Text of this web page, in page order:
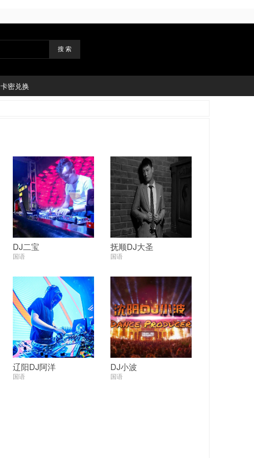
搜 索
卡密兑换
DJ二宝
国语
抚顺DJ大圣
国语
辽阳DJ阿洋
国语
DJ小波
国语